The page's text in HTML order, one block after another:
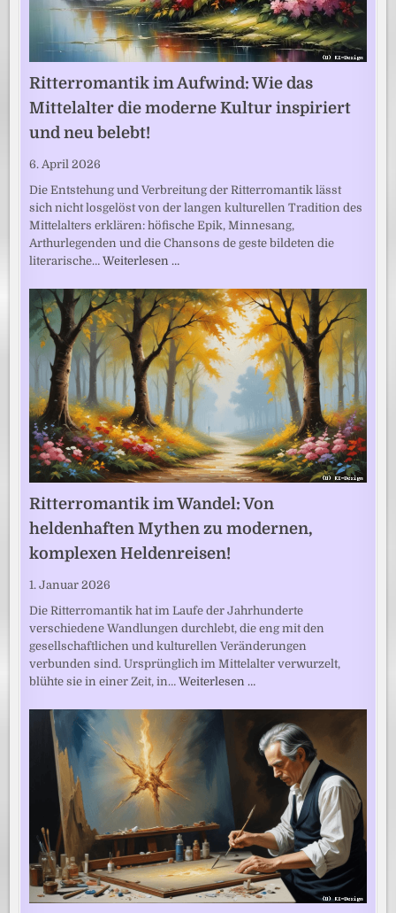
Ritterromantik im Aufwind: Wie das
Mittelalter die moderne Kultur inspiriert
und neu belebt!
6. April 2026
Die Entstehung und Verbreitung der Ritterromantik lässt
sich nicht losgelöst von der langen kulturellen Tradition des
Mittelalters erklären: höfische Epik, Minnesang,
Arthurlegenden und die Chansons de geste bildeten die
literarische…Weiterlesen …
Ritterromantik im Wandel: Von
heldenhaften Mythen zu modernen,
komplexen Heldenreisen!
1. Januar 2026
Die Ritterromantik hat im Laufe der Jahrhunderte
verschiedene Wandlungen durchlebt, die eng mit den
gesellschaftlichen und kulturellen Veränderungen
verbunden sind. Ursprünglich im Mittelalter verwurzelt,
blühte sie in einer Zeit, in…Weiterlesen …